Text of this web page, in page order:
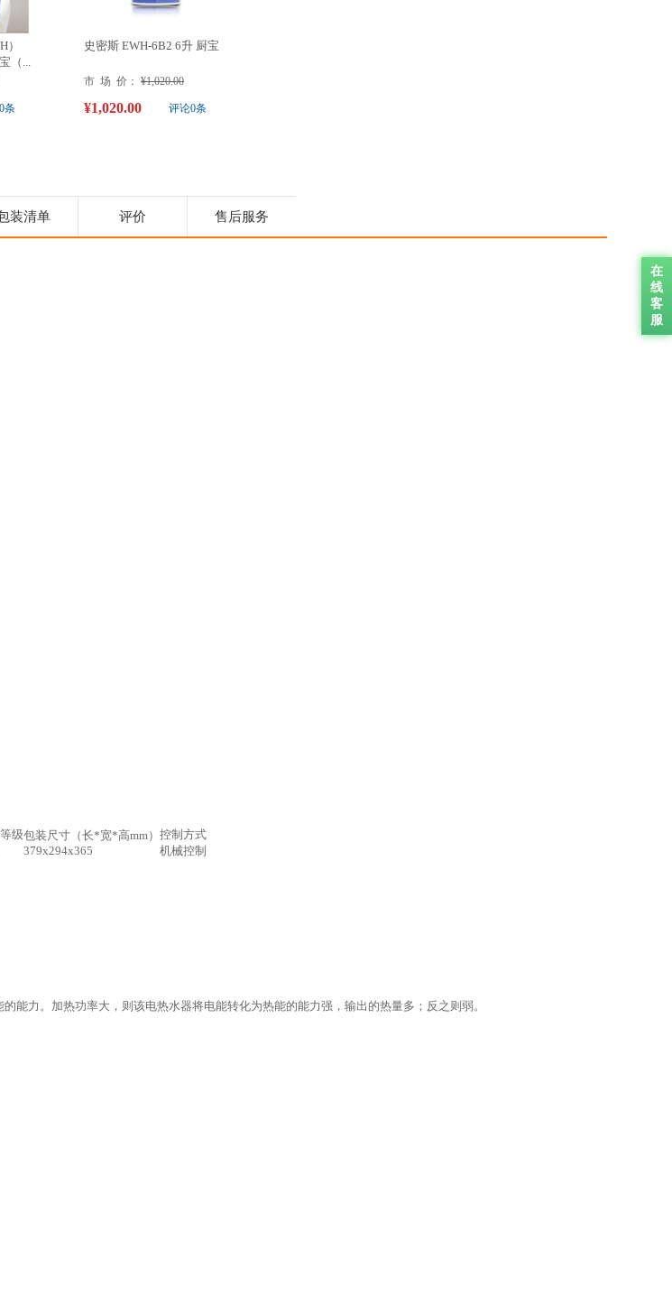
）
（...
条
史密斯 EWH-6B2 6升 厨宝
市 场 价： ¥1,020.00
评论0条
¥1,020.00
装清单 评价 售后服务
级包装尺寸（长*宽*高mm）
379x294x365
控制方式
机械控制
能力。加热功率大，则该电热水器将电能转化为热能的能力强，输出的热量多；反之则弱。
在
线
客
服